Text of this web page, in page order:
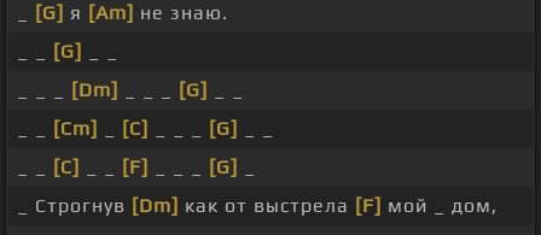
[G] я [Am] не знаю.
[G]
[Dm] [G]
[Cm] [C] [G]
[C] [F] [G]
_ Строгнув [Dm] как от выстрела [F] мой _ дом,